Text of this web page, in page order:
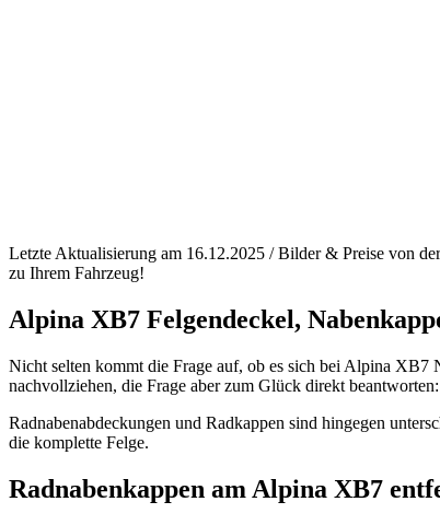
Letzte Aktualisierung am 16.12.2025 / Bilder & Preise von
zu Ihrem Fahrzeug!
Alpina XB7 Felgendeckel,
Nicht selten kommt die Frage auf, ob es sich bei Alpina XB7
nachvollziehen, die Frage aber zum Glück direkt
Radnabenabdeckungen und Radkappen sind hingegen
die komplette Felge.
Radnabenkappen am Alpina XB7